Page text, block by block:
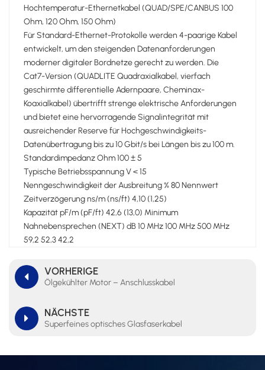
Hochtemperatur-Ethernetkabel (QUAD/SPE/CANBUS 100
Ohm, 120 Ohm, 150 Ohm)
Für Standard-Ethernet-Protokolle werden 4-paarige Kabel
entwickelt, um den steigenden Datenanforderungen
moderner digitaler Bordnetze gerecht zu werden. Die
Cat7-Version (QUADLITE Quadraxialkabel, vierfach
geschirmte differentielle Adernpaare, Cheminax-
Koaxialkabel) übertrifft strenge elektrische Anforderungen
und bietet eine hervorragende Signalintegrität mit
ausreichender Reserve für Hochgeschwindigkeits-
Datenübertragung bis zu 10 Gbit/s bei Längen bis zu 100 m.
Standardimpedanz Ohm 100 ± 5
Typische Betriebsspannung V < 15
Nenngeschwindigkeit der Ausbreitung % 80 Nennwert
Zeitverzögerung ns/m (ns/ft) 4,10 (1,25)
Kapazität pF/m (pF/ft) 42,6 (13,0) Minimum
Nahnebensprechen (NEXT) dB 10 MHz 100 MHz 500 MHz
59,2 52,3 42,2
VORHERIGE
Ölgekühlter Motor – Anschlusskabel
NÄCHSTE
Superfeines optisches Glasfaserkabel